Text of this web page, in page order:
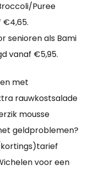
Puree
€4,65.
senioren als Bami
vanaf €5,95.
met
rauwkostsalade
mousse
geldproblemen?
voor een